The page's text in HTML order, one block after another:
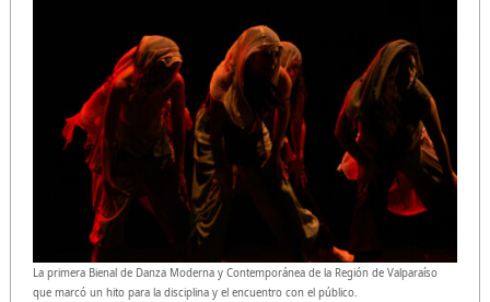
La primera Bienal de Danza Moderna y Contemporánea de la Región de Valparaíso
que marcó un hito para la disciplina y el encuentro con el público.